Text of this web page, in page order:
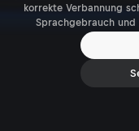
korrekte Verbannung
Sprachgebrauch und